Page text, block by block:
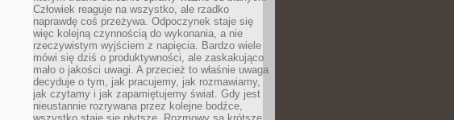
Człowiek reaguje na wszystko, ale rzadko
naprawdę coś przeżywa. Odpoczynek staje się
więc kolejną czynnością do wykonania, a nie
rzeczywistym wyjściem z napięcia. Bardzo wiele
mówi się dziś o produktywności, ale zaskakująco
mało o jakości uwagi. A przecież to właśnie uwaga
decyduje o tym, jak pracujemy, jak rozmawiamy,
jak czytamy i jak zapamiętujemy świat. Gdy jest
nieustannie rozrywana przez kolejne bodźce,